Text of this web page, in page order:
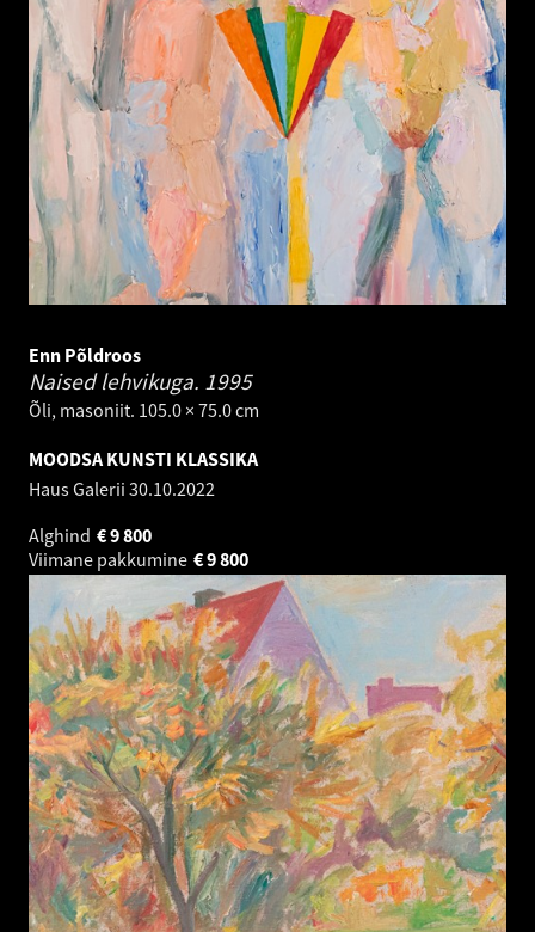
Enn Põldroos
Naised lehvikuga. 1995
Õli, masoniit. 105.0 × 75.0 cm
MOODSA KUNSTI KLASSIKA
Haus Galerii 30.10.2022
Alghind
9 800
€
Viimane pakkumine
9 800
€